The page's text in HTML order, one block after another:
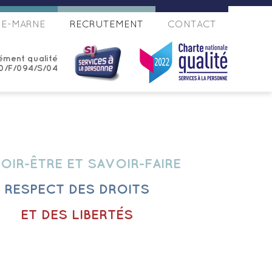
MARNE RECRUTEMENT CONTACT
qualité
F/094/S/04
ÊTRE ET SAVOIR-FAIRE
RESPECT DES DROITS
ET DES LIBERTÉS